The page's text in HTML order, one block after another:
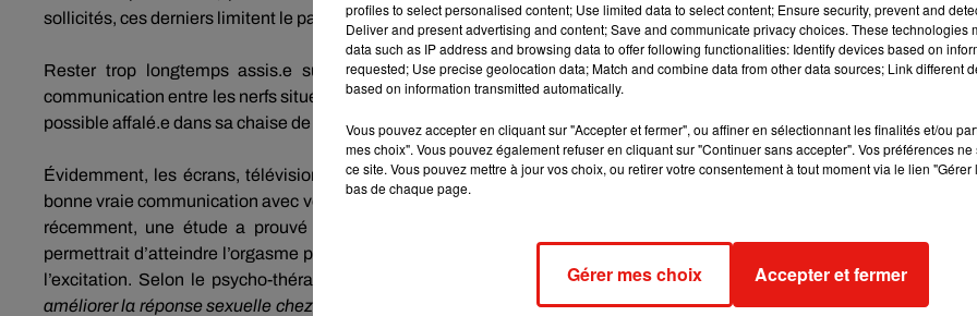
sollicités, ces derniers limitent le passage d’impulsions nerveuses jusqu’à l’appareil reproductif. Toutes en baskets !
Rester trop longtemps assis.e sur un siège ou un fauteuil pendant une journée peut avoir un réel impact
communication entre les nerfs situés dans le bas du dos et liés aux organes génitaux.
possible affalé.e dans sa chaise de bureau et de régulièrement se dégourdir les jambes.
Évidemment, les écrans, télévision et autres appareils connectés, ont eux un impact sur votre appétit sexuel. Avoir
bonne vraie communication avec votre partenaire est primordial pour une bonne entente et un meilleur appétit sexuel.
récemment, une étude a prouvé que le fait de se moucher avant une relation sexuelle améliorait les sensations
permettrait d’atteindre l’orgasme plus facilement.
l’excitation. Selon le psycho-thérapeute Philip The Sun: «Je sais par ma propre thérapie que vous
améliorer la réponse sexuelle chez les femmes et chez les hommes, en bonne santé, en les incitant à renifler leur
profiles to select personalised content; Use limited data to select content; Ensure security, prevent and
Deliver and present advertising and content; Save and communicate privacy choices. These technologies
data such as IP address and browsing data to offer following functionalities: Identify devices based on
requested; Use precise geolocation data; Match and combine data from other data sources; Link different
based on information transmitted automatically.
Vous pouvez accepter en cliquant sur "Accepter et fermer", ou affiner en sélectionnant les finalités et/ou
mes choix". Vous pouvez également refuser en cliquant sur "Continuer sans accepter". Vos préférences
ce site. Vous pouvez mettre à jour vos choix, ou retirer votre consentement à tout moment via le lien
bas de chaque page.
Gérer mes choix Accepter et fermer